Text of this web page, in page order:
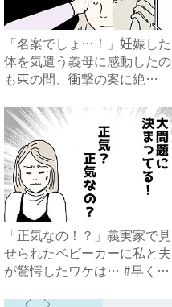
「名案でしょ…！」妊娠した
体を気遣う義母に感動したの
も束の間、衝撃の案に絶
「正気なの！？」義実家で見
せられたベビーカーに私と夫
が驚愕したワケは… #早く